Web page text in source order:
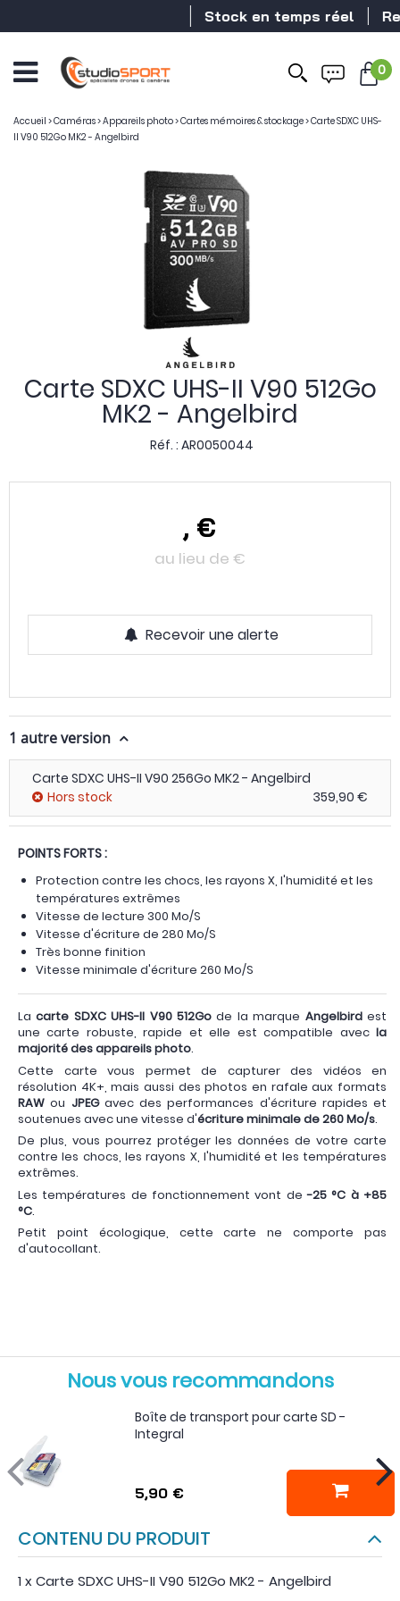
Stock en temps réel
0
Accueil >Caméras>Appareils photo>Cartes mémoires & stockage>Carte SDXC UHS-
II V90 512Go MK2 - Angelbird
Carte SDXC UHS-II V90 512Go
MK2 - Angelbird
Réf. : AR0050044
, €
au lieu de €
Recevoir une alerte
1 autre version
Carte SDXC UHS-II V90 256Go MK2 - Angelbird
Hors stock
359,90 €
POINTS FORTS :
Protection contre les chocs, les rayons X, l'humidité et les
températures extrêmes
Vitesse de lecture 300 Mo/S
Vitesse d'écriture de 280 Mo/S
Très bonne finition
Vitesse minimale d'écriture 260 Mo/S
Lacarte SDXC UHS-II V90 512Go de la marque Angelbirdest
une carte robuste, rapide et elle est compatible avecla
majorité des appareils photo.
Cette carte vous permet de capturer des vidéos en
résolution 4K+, mais aussi des photos en rafale aux formats
RAW ou JPEGavec des performances d'écriture rapides et
soutenues avec une vitesse d'écriture minimale de 260 Mo/s.
De plus, vous pourrez protéger les données de votre carte
contre les chocs, les rayons X, l'humidité et les températures
extrêmes.
Les températures de fonctionnement vont de -25 °C à +85
°C.
Petit point écologique, cette carte ne comporte pas
d'autocollant.
Nous vous recommandons
Boîte de transport pour carte SD -
Integral
5,90 €
CONTENU DU PRODUIT
1 x Carte SDXC UHS-II V90 512Go MK2 - Angelbird